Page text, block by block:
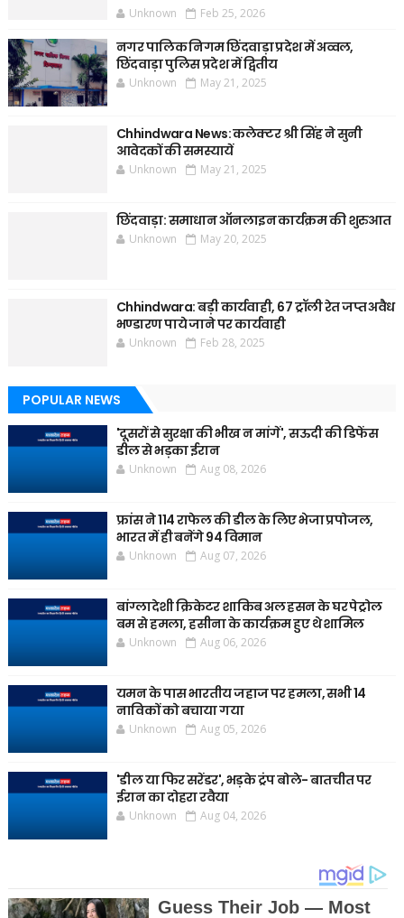
Unknown Feb 25, 2026
नगर पालिक निगम छिंदवाड़ा प्रदेश में अव्वल,
छिंदवाड़ा पुलिस प्रदेश में द्वितीय
Unknown May 21, 2025
Chhindwara News: कलेक्टर श्री सिंह ने सुनी
आवेदकों की समस्यायें
Unknown May 21, 2025
छिंदवाड़ा: समाधान ऑनलाइन कार्यक्रम की शुरुआत
Unknown May 20, 2025
Chhindwara: बड़ी कार्यवाही, 67 ट्रॉली रेत जप्त अवैध
भण्डारण पाये जाने पर कार्यवाही
Unknown Feb 28, 2025
POPULAR NEWS
'दूसरों से सुरक्षा की भीख न मांगें', सऊदी की डिफेंस
डील से भड़का ईरान
Unknown Aug 08, 2026
फ्रांस ने 114 राफेल की डील के लिए भेजा प्रपोजल,
भारत में ही बनेंगे 94 विमान
Unknown Aug 07, 2026
बांग्लादेशी क्रिकेटर शाकिब अल हसन के घर पेट्रोल
बम से हमला, हसीना के कार्यक्रम हुए थे शामिल
Unknown Aug 06, 2026
यमन के पास भारतीय जहाज पर हमला, सभी 14
नाविकों को बचाया गया
Unknown Aug 05, 2026
'डील या फिर सरेंडर', भड़के ट्रंप बोले- बातचीत पर
ईरान का दोहरा रवैया
Unknown Aug 04, 2026